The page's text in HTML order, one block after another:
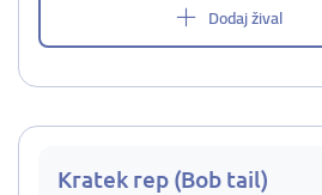
Dodaj žival
Kratek rep (Bob tail)